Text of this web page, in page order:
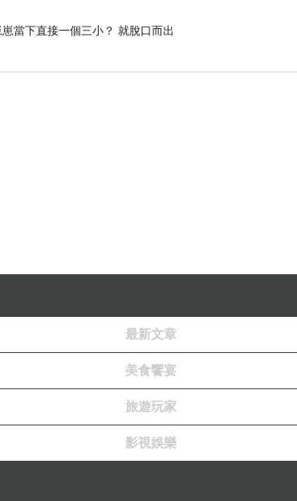
當下直接一個三小？ 就脫口而出
最新文章
美食饗宴
旅遊玩家
影視娛樂